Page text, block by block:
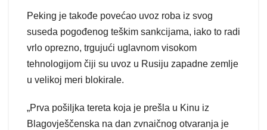
Peking je takođe povećao uvoz roba iz svog
suseda pogođenog teškim sankcijama, iako to radi
vrlo oprezno, trgujući uglavnom visokom
tehnologijom čiji su uvoz u Rusiju zapadne zemlje
u velikoj meri blokirale.
„Prva pošiljka tereta koja je prešla u Kinu iz
Blagovješčenska na dan zvnaičnog otvaranja je